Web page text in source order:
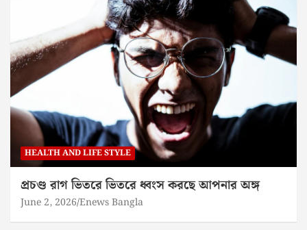
HEALTH AND LIFE STYLE
প্রচণ্ড রাগ ভিতরে ভিতরে ধ্বংস করছে আপনার অঙ্গ
June 2, 2026 Enews Bangla